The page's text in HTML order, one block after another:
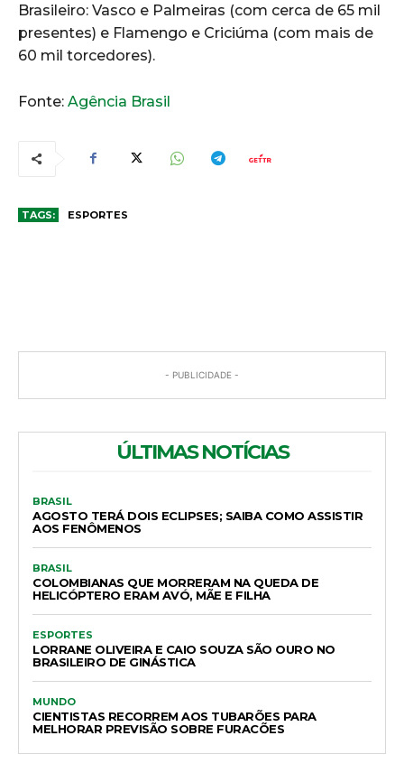
Brasileiro: Vasco e Palmeiras (com cerca de 65 mil
presentes) e Flamengo e Criciúma (com mais de
60 mil torcedores).
Fonte: Agência Brasil
TAGS: ESPORTES
- PUBLICIDADE -
ÚLTIMAS NOTÍCIAS
BRASIL
AGOSTO TERÁ DOIS ECLIPSES; SAIBA COMO ASSISTIR
AOS FENÔMENOS
BRASIL
COLOMBIANAS QUE MORRERAM NA QUEDA DE
HELICÓPTERO ERAM AVÓ, MÃE E FILHA
ESPORTES
LORRANE OLIVEIRA E CAIO SOUZA SÃO OURO NO
BRASILEIRO DE GINÁSTICA
MUNDO
CIENTISTAS RECORREM AOS TUBARÕES PARA
MELHORAR PREVISÃO SOBRE FURACÕES